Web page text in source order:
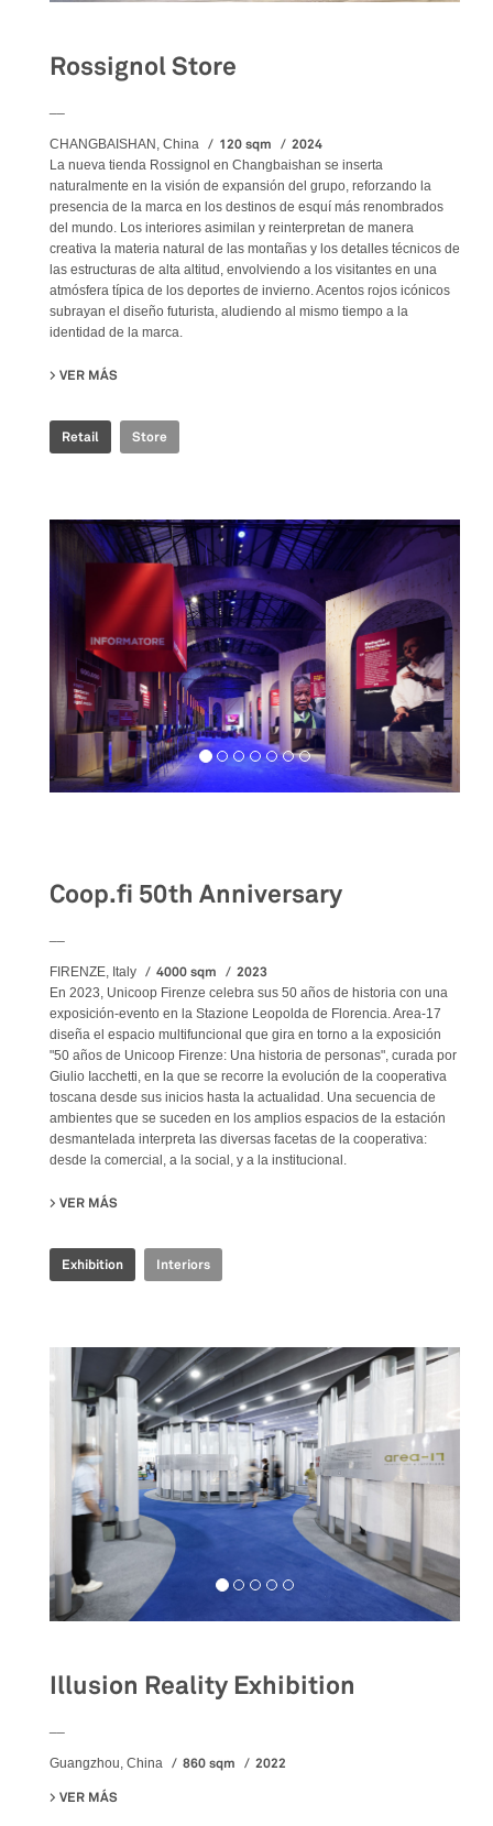
Rossignol Store
CHANGBAISHAN, China 120 sqm 2024
La nueva tienda Rossignol en Changbaishan se inserta
naturalmente en la visión de expansión del grupo, reforzando la
presencia de la marca en los destinos de esquí más renombrados
del mundo. Los interiores asimilan y reinterpretan de manera
creativa la materia natural de las montañas y los detalles técnicos de
las estructuras de alta altitud, envolviendo a los visitantes en una
atmósfera típica de los deportes de invierno. Acentos rojos icónicos
subrayan el diseño futurista, aludiendo al mismo tiempo a la
identidad de la marca.
VER MÁS
Retail Store
Coop.fi 50th Anniversary
FIRENZE, Italy 4000 sqm 2023
En 2023, Unicoop Firenze celebra sus 50 años de historia con una
exposición-evento en la Stazione Leopolda de Florencia. Area-17
diseña el espacio multifuncional que gira en torno a la exposición
"50 años de Unicoop Firenze: Una historia de personas", curada por
Giulio Iacchetti, en la que se recorre la evolución de la cooperativa
toscana desde sus inicios hasta la actualidad. Una secuencia de
ambientes que se suceden en los amplios espacios de la estación
desmantelada interpreta las diversas facetas de la cooperativa:
desde la comercial, a la social, y a la institucional.
VER MÁS
Exhibition Interiors
Illusion Reality Exhibition
Guangzhou, China 860 sqm
2022
VER MÁS